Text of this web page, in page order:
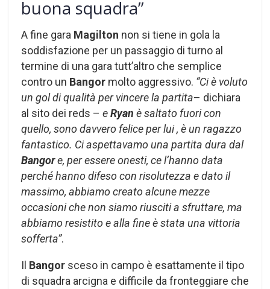
buona squadra”
A fine gara Magilton non si tiene in gola la
soddisfazione per un passaggio di turno al
termine di una gara tutt’altro che semplice
contro un Bangor molto aggressivo. “Ci è voluto
un gol di qualità per vincere la partita– dichiara
al sito dei reds – eRyan è saltato fuori con
quello, sono davvero felice per lui , è un ragazzo
fantastico. Ci aspettavamo una partita dura dal
Bangore, per essere onesti, ce l’hanno data
perché hanno difeso con risolutezza e dato il
massimo, abbiamo creato alcune mezze
occasioni che non siamo riusciti a sfruttare, ma
abbiamo resistito e alla fine è stata una vittoria
sofferta”.
Il Bangor sceso in campo è esattamente il tipo
di squadra arcigna e difficile da fronteggiare che